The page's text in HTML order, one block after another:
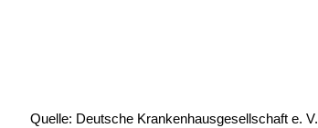
Quelle: Deutsche Krankenhausgesellschaft e. V.